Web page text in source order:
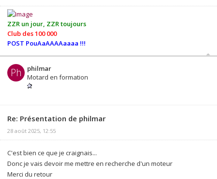
ZZR un jour, ZZR toujours
Club des 100 000
POST PouAaAAAAaaaa !!!
Ph
philmar
Motard en formation
Re: Présentation de philmar
28 août 2025, 12:55
C'est bien ce que je craignais...
Donc je vais devoir me mettre en recherche d'un moteur
Merci du retour